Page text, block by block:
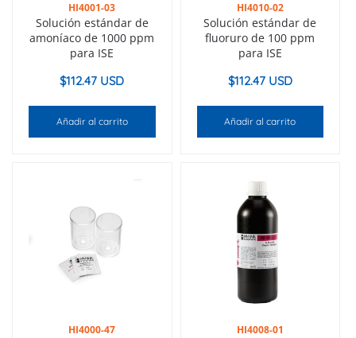
HI4001-03
Solución estándar de
amoníaco de 1000 ppm
para ISE
$112.47 USD
Añadir al carrito
HI4010-02
Solución estándar de
fluoruro de 100 ppm
para ISE
$112.47 USD
Añadir al carrito
HI4000-47 HI4008-01